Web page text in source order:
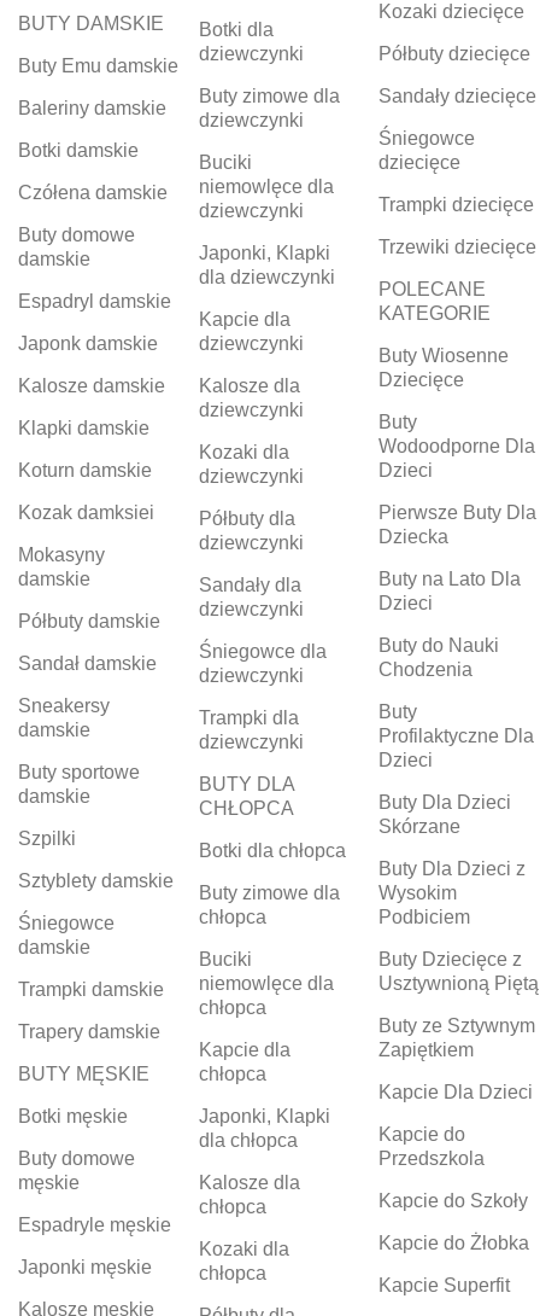
BUTY DAMSKIE
Buty Emu damskie
Baleriny damskie
Botki damskie
Czółena damskie
Buty domowe
damskie
Espadryl damskie
Japonk damskie
Kalosze damskie
Klapki damskie
Koturn damskie
Kozak damksiei
Mokasyny
damskie
Półbuty damskie
Sandał damskie
Sneakersy
damskie
Buty sportowe
damskie
Szpilki
Sztyblety damskie
Śniegowce
damskie
Trampki damskie
Trapery damskie
BUTY MĘSKIE
Botki męskie
Buty domowe
męskie
Espadryle męskie
Japonki męskie
Kalosze męskie
Botki dla
dziewczynki
Buty zimowe dla
dziewczynki
Buciki
niemowlęce dla
dziewczynki
Japonki, Klapki
dla dziewczynki
Kapcie dla
dziewczynki
Kalosze dla
dziewczynki
Kozaki dla
dziewczynki
Półbuty dla
dziewczynki
Sandały dla
dziewczynki
Śniegowce dla
dziewczynki
Trampki dla
dziewczynki
BUTY DLA
CHŁOPCA
Botki dla chłopca
Buty zimowe dla
chłopca
Buciki
niemowlęce dla
chłopca
Kapcie dla
chłopca
Japonki, Klapki
dla chłopca
Kalosze dla
chłopca
Kozaki dla
chłopca
Kozaki dziecięce
Półbuty dziecięce
Sandały dziecięce
Śniegowce
dziecięce
Trampki dziecięce
Trzewiki dziecięce
POLECANE
KATEGORIE
Buty Wiosenne
Dziecięce
Buty
Wodoodporne Dla
Dzieci
Pierwsze Buty Dla
Dziecka
Buty na Lato Dla
Dzieci
Buty do Nauki
Chodzenia
Buty
Profilaktyczne Dla
Dzieci
Buty Dla Dzieci
Skórzane
Buty Dla Dzieci z
Wysokim
Podbiciem
Buty Dziecięce z
Usztywnioną Piętą
Buty ze Sztywnym
Zapiętkiem
Kapcie Dla Dzieci
Kapcie do
Przedszkola
Kapcie do Szkoły
Kapcie do Żłobka
Kapcie Superfit